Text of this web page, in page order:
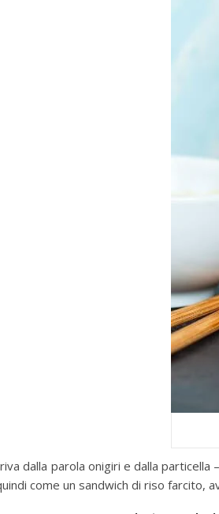
dalla parola onigiri e dalla particella
come un sandwich di riso farcito,